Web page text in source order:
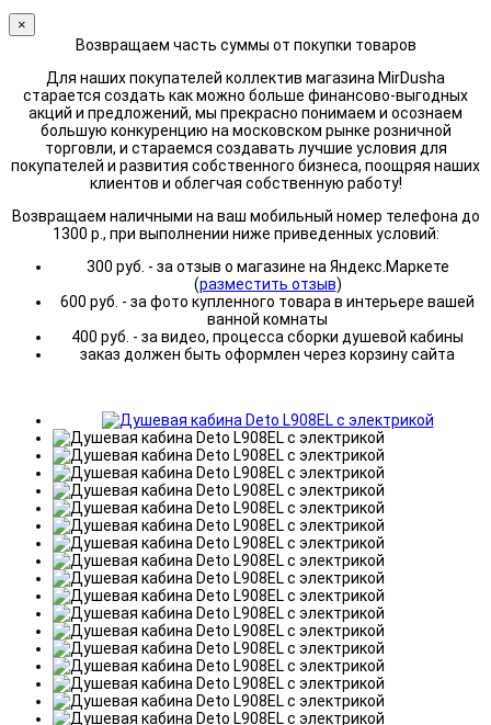
×
Возвращаем часть суммы от покупки товаров
Для наших покупателей коллектив магазина MirDusha
старается создать как можно больше финансово-выгодных
акций и предложений, мы прекрасно понимаем и осознаем
большую конкуренцию на московском рынке розничной
торговли, и стараемся создавать лучшие условия для
покупателей и развития собственного бизнеса, поощряя наших
клиентов и облегчая собственную работу!
Возвращаем наличными на ваш мобильный номер телефона до
1300 р., при выполнении ниже приведенных условий:
300 руб. - за отзыв о магазине на Яндекс.Маркете
(разместить отзыв)
600 руб. - за фото купленного товара в интерьере вашей
ванной комнаты
400 руб. - за видео, процесса сборки душевой кабины
заказ должен быть оформлен через корзину сайта